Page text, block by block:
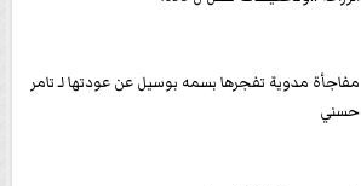
مفاجأة مدوية تفجرها بسمه بوسيل عن عودتها لـ تامر
حسني